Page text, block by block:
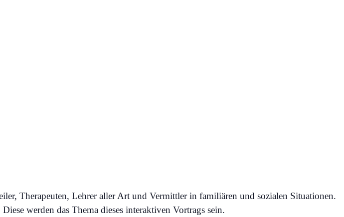
Therapeuten, Lehrer aller Art und Vermittler in familiären und sozialen Situationen.
werden das Thema dieses interaktiven Vortrags sein.